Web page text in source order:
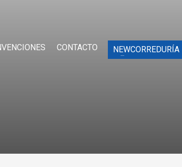
CONTACTO NEWCORREDURÍA